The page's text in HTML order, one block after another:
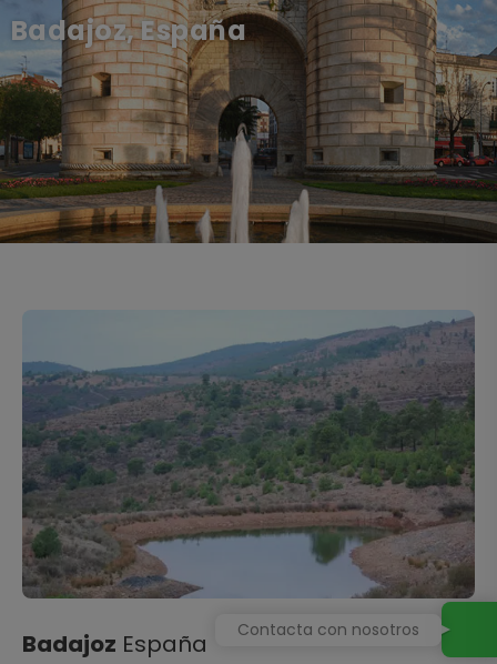
Badajoz, España
Badajoz España Contacta con nosotros